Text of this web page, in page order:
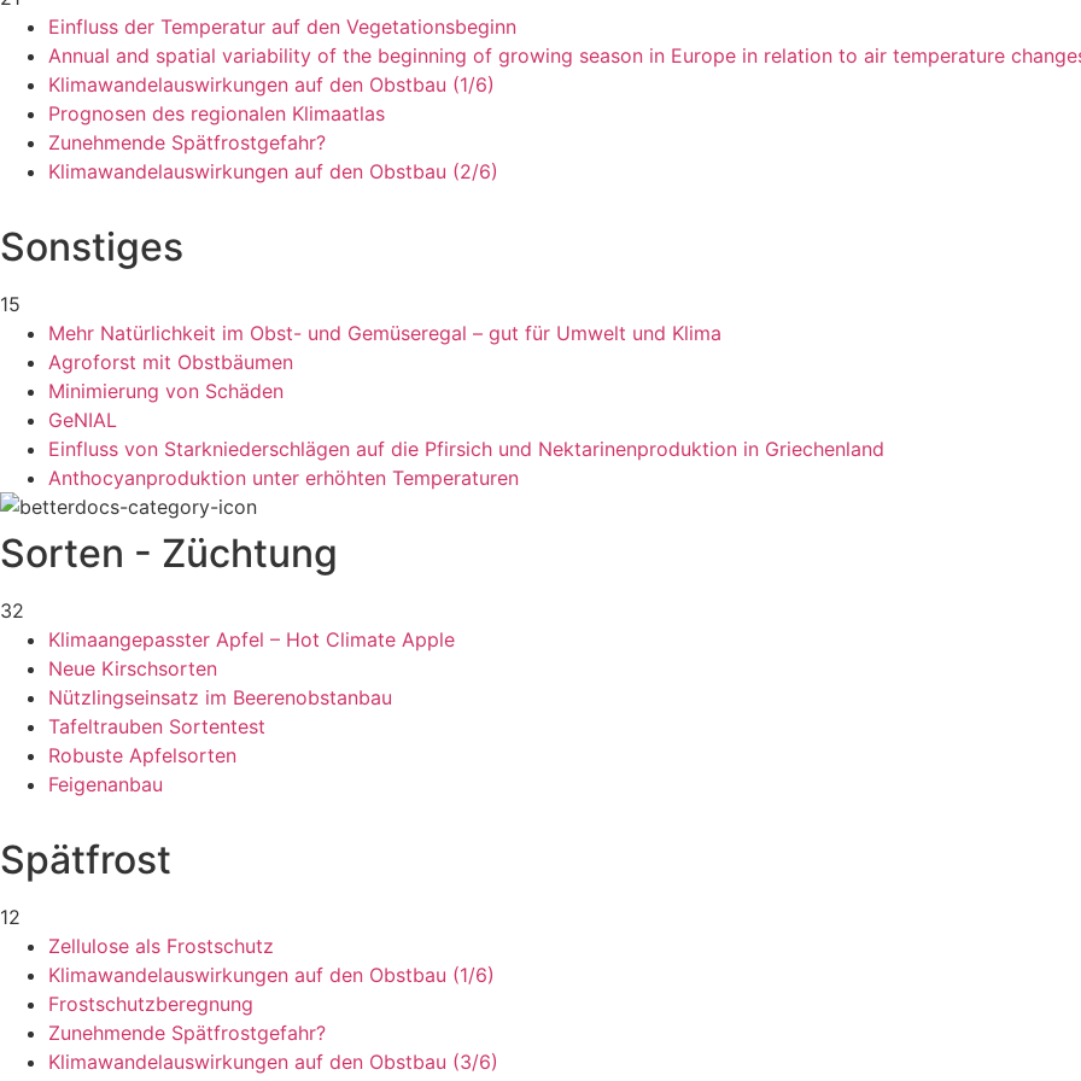
Einfluss der Temperatur auf den Vegetationsbeginn
Annual and spatial variability of the beginning of growing season in Europe in relation to air temperature
Klimawandelauswirkungen auf den Obstbau (1/6)
Prognosen des regionalen Klimaatlas
Zunehmende Spätfrostgefahr?
Klimawandelauswirkungen auf den Obstbau (2/6)
Sonstiges
15
Mehr Natürlichkeit im Obst- und Gemüseregal – gut für Umwelt und Klima
Agroforst mit Obstbäumen
Minimierung von Schäden
GeNIAL
Einfluss von Starkniederschlägen auf die Pfirsich und Nektarinenproduktion in Griechenland
Anthocyanproduktion unter erhöhten Temperaturen
Sorten - Züchtung
32
Klimaangepasster Apfel – Hot Climate Apple
Neue Kirschsorten
Nützlingseinsatz im Beerenobstanbau
Tafeltrauben Sortentest
Robuste Apfelsorten
Feigenanbau
Spätfrost
12
Zellulose als Frostschutz
Klimawandelauswirkungen auf den Obstbau (1/6)
Frostschutzberegnung
Zunehmende Spätfrostgefahr?
Klimawandelauswirkungen auf den Obstbau (3/6)